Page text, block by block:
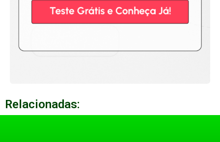
Relacionadas: